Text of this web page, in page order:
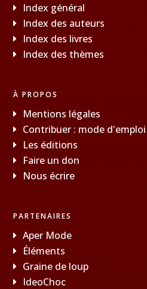
Index général
Index des auteurs
Index des livres
Index des thèmes
À PROPOS
Mentions légales
Contribuer : mode d'emploi
Les éditions
Faire un don
Nous écrire
PARTENAIRES
Aper Mode
Éléments
Graine de loup
IdeoChoc